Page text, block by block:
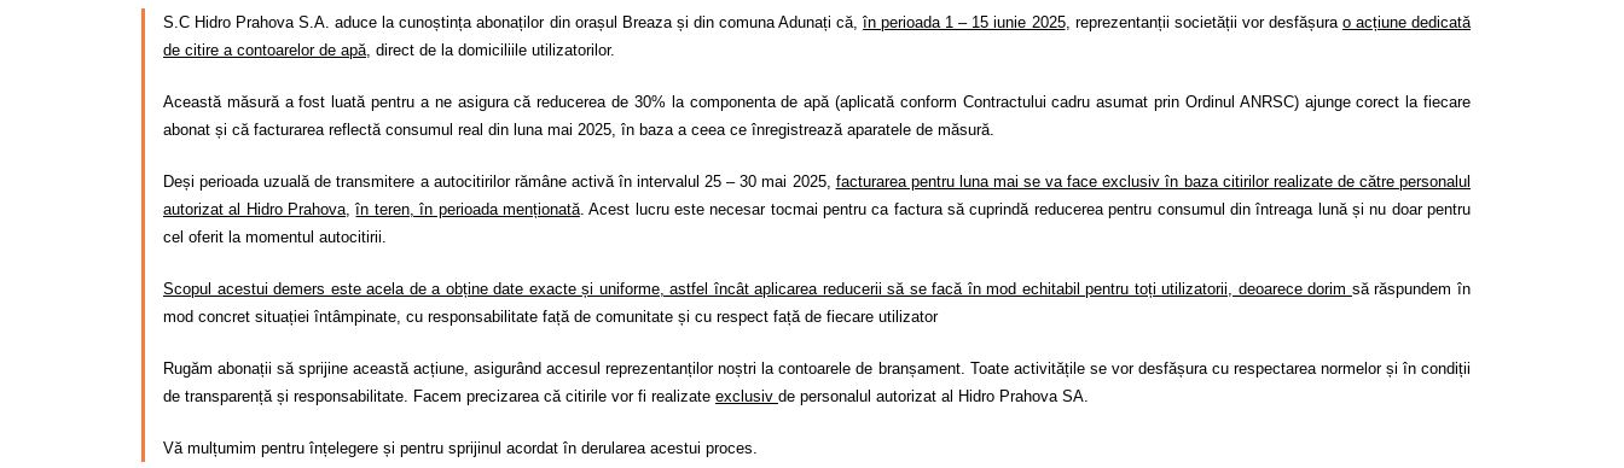
S.C Hidro Prahova S.A. aduce la cunoștința abonaților din orașul Breaza și din comuna Adunați că,în perioada 1 – 15 iunie 2025, reprezentanții societății vor desfășura o acțiune dedicată
de citire a contoarelor de apă, direct de la domiciliile utilizatorilor.
Această măsură a fost luată pentru a ne asigura că reducerea de 30% la componenta de apă (aplicată conform Contractului cadru asumat prin Ordinul ANRSC) ajunge corect la fiecare
abonat și că facturarea reflectă consumul real din luna mai 2025 în baza a ceea ce înregistrează aparatele de măsură.
Deși perioada uzuală de transmitere a autocitirilor rămâne activă în intervalul 25 – 30 mai 2025, facturarea pentru luna mai se va face exclusiv în baza citirilor realizate de către personalul
autorizat al Hidro Prahova ,în teren, în perioada menționată. Acest lucru este necesar tocmai pentru ca factura să cuprindă reducerea pentru consumul din întreaga lună și nu doar pentru
cel oferit la momentul autocitirii.
Scopul acestui demers este acela de a obține date exacte și uniforme, astfel încât aplicarea reducerii să se facă în mod echitabil pentru toți utilizatorii, deoarece dorim să răspundem în
mod concret situației întâmpinate, cu responsabilitate față de comunitate și cu respect față de fiecare utilizator
Rugăm abonații să sprijine această acțiune, asigurând accesul reprezentanților noștri la contoarele de branșament. Toate activitățile se vor desfășura cu respectarea normelor și în condiții
de transparență și responsabilitate. Facem precizarea că citirile vor fi realizate exclusiv de personalul autorizat al Hidro Prahova SA.
Vă mulțumim pentru înțelegere și pentru sprijinul acordat în derularea acestui proces.